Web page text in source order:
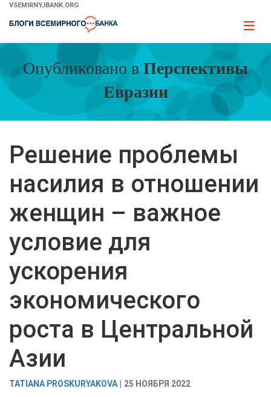
Skip
Main
VSEMIRNYJBANK.ORG
Page
Опубликовано в Перспективы
Евразии
Решение проблемы
насилия в отношении
женщин – важное
условие для
ускорения
экономического
роста в Центральной
Азии
TATIANA PROSKURYAKOVA 25 НОЯБРЯ 2022